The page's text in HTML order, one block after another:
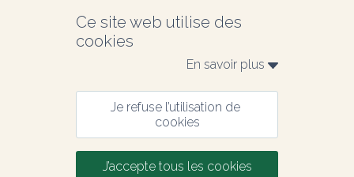
Ce site web utilise des
cookies
En savoir plus
Je refuse l’utilisation de
cookies
J’accepte tous les cookies